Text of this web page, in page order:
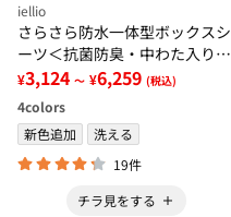
iellio
さらさら防水一体型ボックスシ
ーツ＜抗菌防臭・中わた入り・
洗える・ペット・子供・介護・
ＢＯＸシーツ＞
¥3,124 ～ ¥6,259 (税込)
4colors
新色追加
洗える
19件
チラ見をする